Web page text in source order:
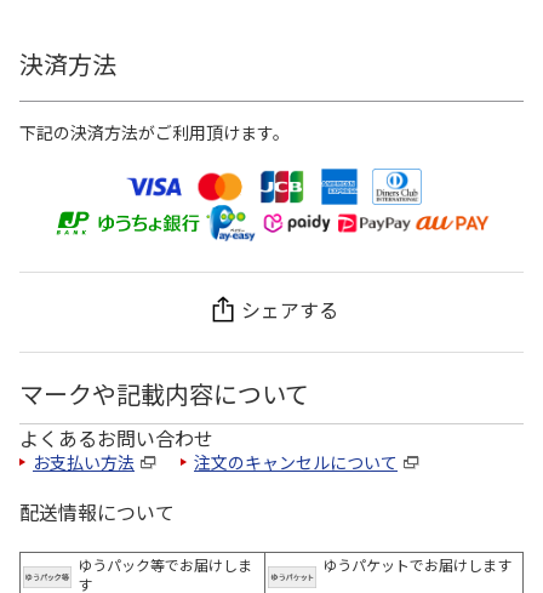
決済方法
下記の決済方法がご利用頂けます。
シェアする
マークや記載内容について
よくあるお問い合わせ
お支払い方法 注文のキャンセルについて
配送情報について
ゆうパック等でお届けしま
す
ゆうパケットでお届けします